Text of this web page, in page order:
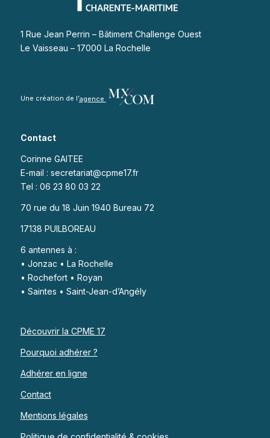
1 Rue Jean Perrin – Bâtiment Challenge Ouest
Le Vaisseau – 17000 La Rochelle
Une création de l’agence
Contact
Corinne GAITEE
E-mail : secretariat@cpme17.fr
Tel : 06 23 80 03 22
70 rue du 18 Juin 1940 Bureau 72
17138 PUILBOREAU
6 antennes à :
• Jonzac • La Rochelle
• Rochefort • Royan
• Saintes • Saint-Jean-d’Angély
Découvrir la CPME 17
Pourquoi adhérer ?
Adhérer en ligne
Contact
Mentions légales